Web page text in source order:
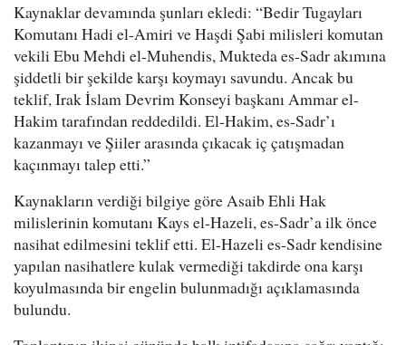
Kaynaklar devamında şunları ekledi: “Bedir Tugayları
Komutanı Hadi el-Amiri ve Haşdi Şabi milisleri komutan
vekili Ebu Mehdi el-Muhendis, Mukteda es-Sadr akımına
şiddetli bir şekilde karşı koymayı savundu. Ancak bu
teklif, Irak İslam Devrim Konseyi başkanı Ammar el-
Hakim tarafından reddedildi. El-Hakim, es-Sadr’ı
kazanmayı ve Şiiler arasında çıkacak iç çatışmadan
kaçınmayı talep etti.”
Kaynakların verdiği bilgiye göre Asaib Ehli Hak
milislerinin komutanı Kays el-Hazeli, es-Sadr’a ilk önce
nasihat edilmesini teklif etti. El-Hazeli es-Sadr kendisine
yapılan nasihatlere kulak vermediği takdirde ona karşı
koyulmasında bir engelin bulunmadığı açıklamasında
bulundu.